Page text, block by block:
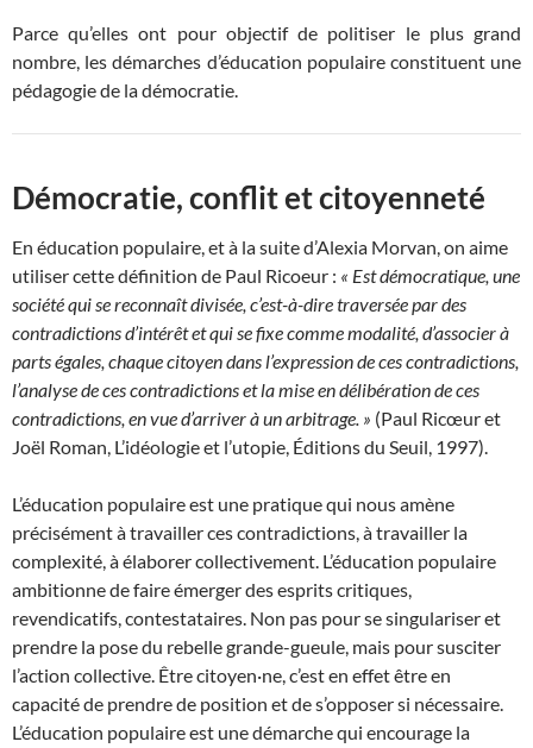
Parce qu’elles ont pour objectif de politiser le plus grand
nombre, les démarches d’éducation populaire constituent une
pédagogie de la démocratie.
Démocratie, conflit et citoyenneté
En éducation populaire, et à la suite d’Alexia Morvan, on aime
utiliser cette définition de Paul Ricoeur : « Est démocratique, une
société qui se reconnaît divisée, c’est-à-dire traversée par des
contradictions d’intérêt et qui se fixe comme modalité, d’associer à
parts égales, chaque citoyen dans l’expression de ces contradictions,
l’analyse de ces contradictions et la mise en délibération de ces
contradictions, en vue d’arriver à un arbitrage. » (Paul Ricœur et
Joël Roman, L’idéologie et l’utopie, Éditions du Seuil, 1997).
L’éducation populaire est une pratique qui nous amène
précisément à travailler ces contradictions, à travailler la
complexité, à élaborer collectivement. L’éducation populaire
ambitionne de faire émerger des esprits critiques,
revendicatifs, contestataires. Non pas pour se singulariser et
prendre la pose du rebelle grande-gueule, mais pour susciter
l’action collective. Être citoyen·ne, c’est en effet être en
capacité de prendre de position et de s’opposer si nécessaire.
L’éducation populaire est une démarche qui encourage la